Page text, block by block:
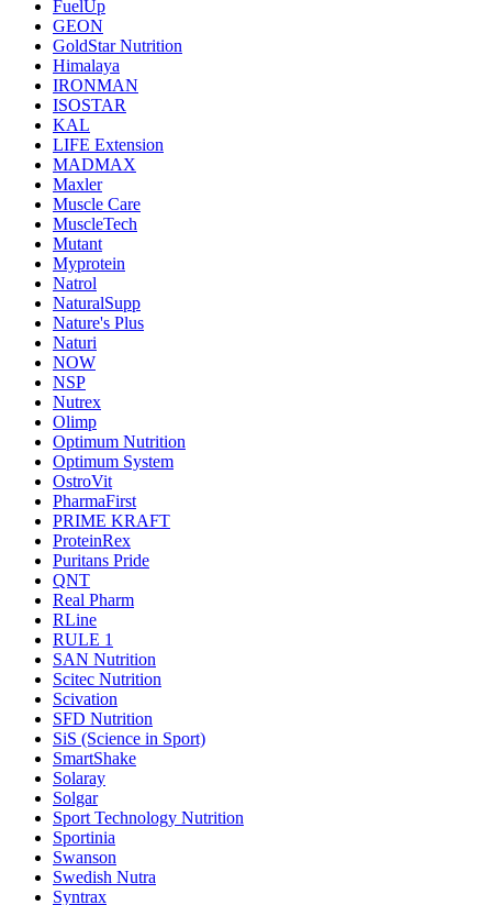
FuelUp
GEON
GoldStar Nutrition
Himalaya
IRONMAN
ISOSTAR
KAL
LIFE Extension
MADMAX
Maxler
Muscle Care
MuscleTech
Mutant
Myprotein
Natrol
NaturalSupp
Nature's Plus
Naturi
NOW
NSP
Nutrex
Olimp
Optimum Nutrition
Optimum System
OstroVit
PharmaFirst
PRIME KRAFT
ProteinRex
Puritans Pride
QNT
Real Pharm
RLine
RULE 1
SAN Nutrition
Scitec Nutrition
Scivation
SFD Nutrition
SiS (Science in Sport)
SmartShake
Solaray
Solgar
Sport Technology Nutrition
Sportinia
Swanson
Swedish Nutra
Syntrax